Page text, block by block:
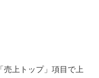
売上トップ」項目で上